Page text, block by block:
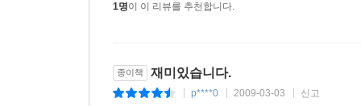
1명이 이 리뷰를 추천합니다.
종이책 재미있습니다.
p****0 2009-03-03 신고